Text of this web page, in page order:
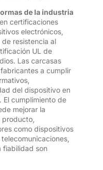
de la industria
certificaciones
electrónicos,
resistencia al
UL de
Las carcasas
a cumplir
del dispositivo en
El cumplimiento de
mejorar la
como dispositivos
fiabilidad son